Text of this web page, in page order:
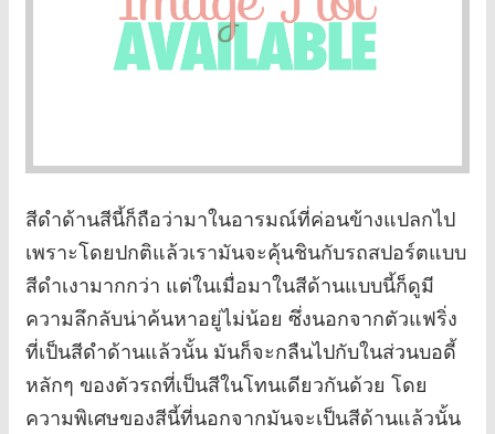
สีดำด้านสีนี้ก็ถือว่ามาในอารมณ์ที่ค่อนข้างแปลกไป
เพราะโดยปกติแล้วเรามันจะคุ้นชินกับรถสปอร์ตแบบ
สีดำเงามากกว่า แต่ในเมื่อมาในสีด้านแบบนี้ก็ดูมี
ความลึกลับน่าค้นหาอยู่ไม่น้อย ซึ่งนอกจากตัวแฟริ่ง
ที่เป็นสีดำด้านแล้วนั้น มันก็จะกลืนไปกับในส่วนบอดี้
หลักๆ ของตัวรถที่เป็นสีในโทนเดียวกันด้วย โดย
ความพิเศษของสีนี้ที่นอกจากมันจะเป็นสีด้านแล้วนั้น